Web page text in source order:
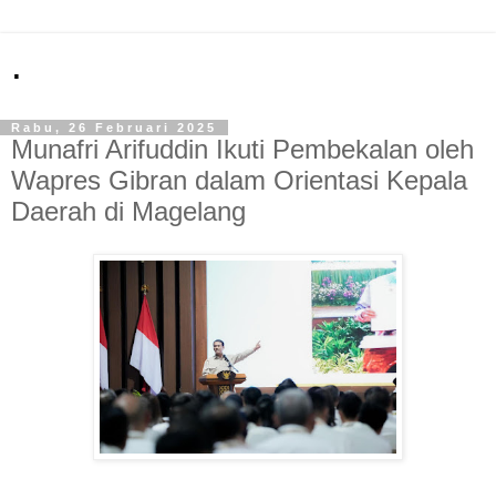
.
Rabu, 26 Februari 2025
Munafri Arifuddin Ikuti Pembekalan oleh
Wapres Gibran dalam Orientasi Kepala
Daerah di Magelang